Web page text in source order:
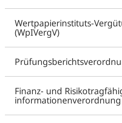
Wertpapierinstituts-
(WpIVergV)
Finanz- und
informationenverordnung